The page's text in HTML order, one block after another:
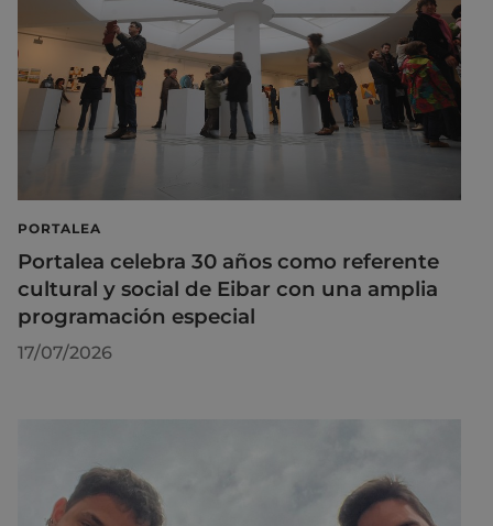
PORTALEA
Portalea celebra 30 años como referente
cultural y social de Eibar con una amplia
programación especial
17/07/2026